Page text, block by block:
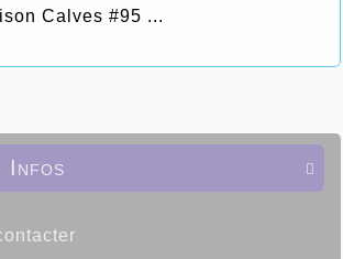
Calves #95 ...

Infos